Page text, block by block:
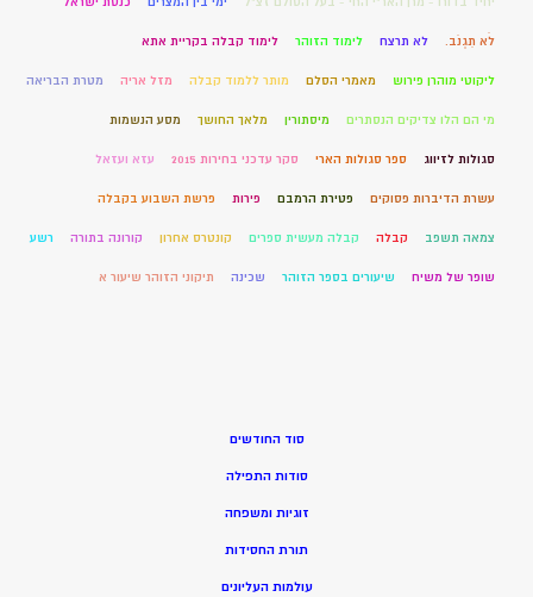
לֹא תִגְנֹב. לא תרצח לימוד הזוהר לימוד קבלה בקריית אתא
ליקוטי מוהרן פירוש מאמרי הסלם מותר ללמוד קבלה מזל אריה מטרת הבריאה
מי הם הלו צדיקים הנסתרים מיסתורין מלאך החושך מסע הנשמות
סגולות לזיווג ספר סגולות הארי סקר עדכני בחירות 2015 עזא ועזאל
עשרת הדיברות פסוקים פטירת הרמבם פירות פרשת השבוע בקבלה
צמאה תשפב קבלה קבלה מעשית ספרים קונטרס אחרון קורונה בתורה רשע
שופר של משיח שיעורים בספר הזוהר שכינה תיקוני הזוהר שיעור א
סוד החודשים
סודות התפילה
זוגיות ומשפחה
תורת החסידות
עולמות העליונים